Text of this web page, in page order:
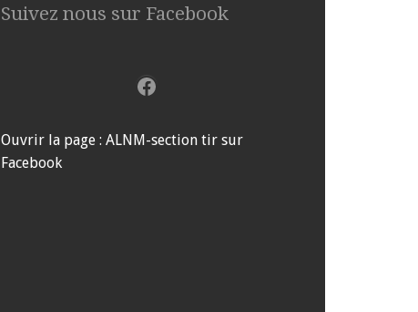
Suivez nous sur Facebook
Facebook
Ouvrir la page : ALNM-section tir sur
Facebook